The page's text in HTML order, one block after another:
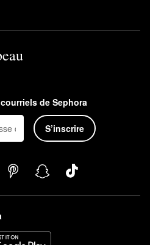
de Sephora
S’inscrire